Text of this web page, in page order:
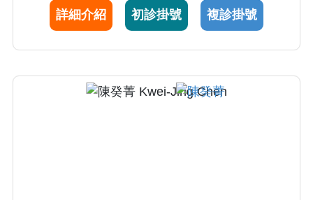
航內視鏡手術，並擅長功能性鼻整形等相關手
術 5.各類軟顎舌根部微小傷口手術、低溫等離
子氣化手術、極低溫電漿手術、睡眠呼吸中止
外科治療 7.打鼾及睡眠呼吸障礙之骨架手術 8.
詳細介紹 初診掛號 複診掛號